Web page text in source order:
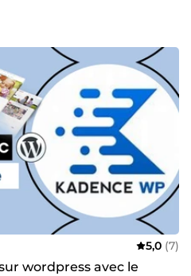
5,0 (7)
wordpress avec le